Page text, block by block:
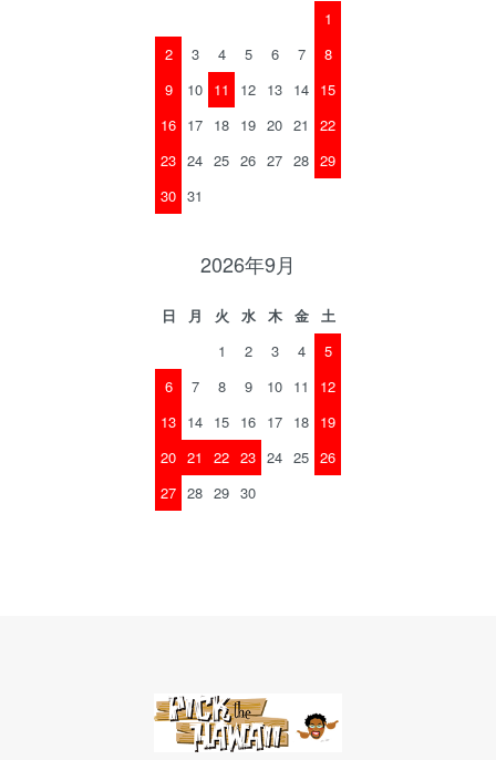
1
2
3 4 5 6 7
8
9
10 11 12 13 14 15
16 17 18 19 20 21
22
23 24 25 26 27 28 29
30 31
2026年9月
日 月 火 水 木 金
土
1
2 3 4
5
6
7 8 9 10 11
12
13 14 15 16 17 18 19
20 21 22 23 24 25 26
27 28 29 30